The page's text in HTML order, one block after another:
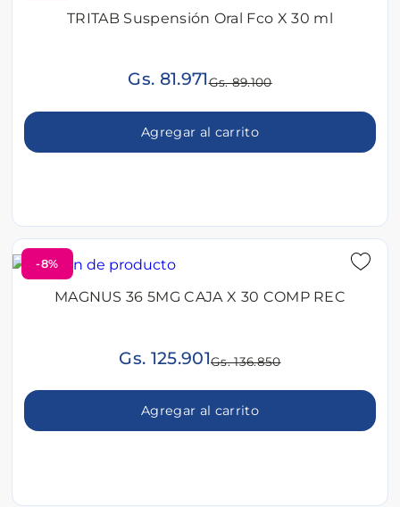
TRITAB Suspensión Oral Fco X 30 ml
Gs. 81.971Gs. 89.100
Agregar al carrito
-8%
MAGNUS 36 5MG CAJA X 30 COMP REC
Gs. 125.901Gs. 136.850
Agregar al carrito